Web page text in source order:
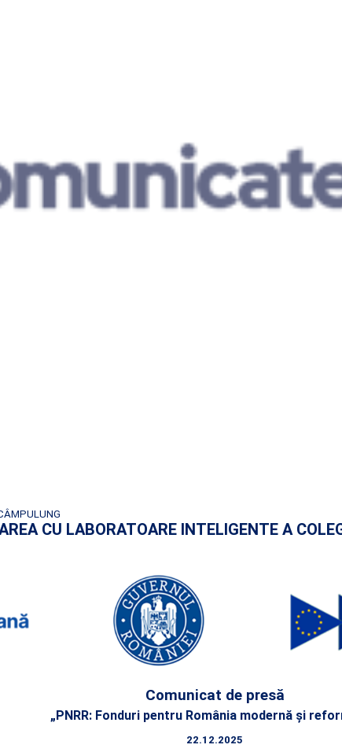
CU LABORATOARE INTELIGENTE A
Comunicat de presă
„PNRR: Fonduri pentru România modernă și
22.12.2025